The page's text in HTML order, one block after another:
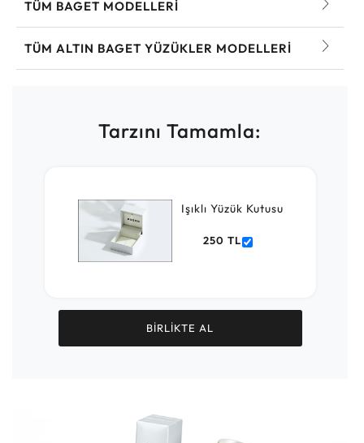
TÜM BAGET MODELLERI
TÜM ALTIN BAGET YÜZÜKLER MODELLERI
Tarzını Tamamla:
Işıklı Yüzük Kutusu
250 TL
BİRLİKTE AL